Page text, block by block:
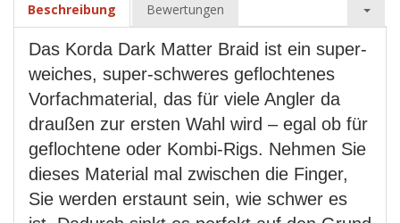
Beschreibung Bewertungen
Das Korda Dark Matter Braid ist ein super-
weiches, super-schweres geflochtenes
Vorfachmaterial, das für viele Angler da
draußen zur ersten Wahl wird – egal ob für
geflochtene oder Kombi-Rigs. Nehmen Sie
dieses Material mal zwischen die Finger,
Sie werden erstaunt sein, wie schwer es